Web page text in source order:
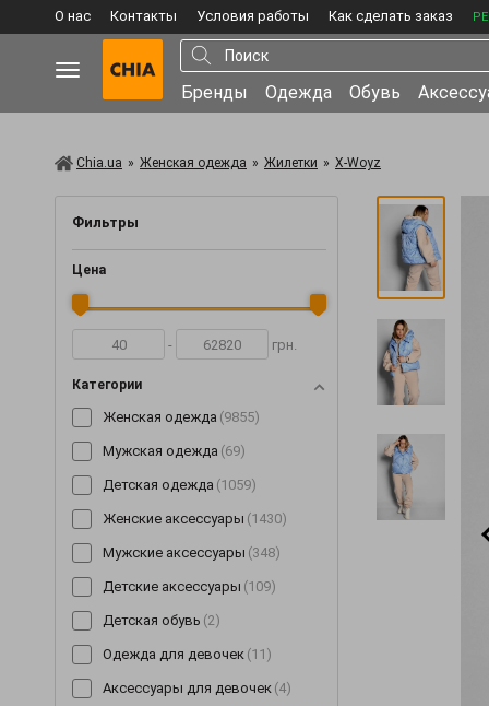
О нас Контакты Условия работы Как сделать заказ
Бренды Одежда Обувь
Chia.ua » Женская одежда » Жилетки » X-Woyz
Фильтры
Цена
- грн.
Категории
Женская одежда (9855)
Мужская одежда (69)
Детская одежда (1059)
Женские аксессуары (1430)
Мужские аксессуары (348)
Детские аксессуары (109)
Детская обувь (2)
Одежда для девочек (11)
Аксессуары для девочек (4)